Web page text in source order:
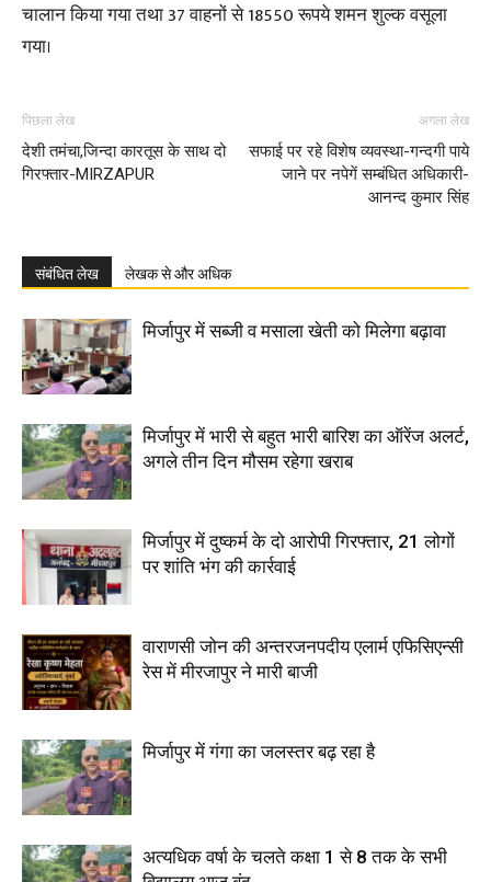
चालान किया गया तथा 37 वाहनों से 18550 रूपये शमन शुल्क वसूला
गया।
पिछला लेख
देशी तमंचा,जिन्दा कारतूस के साथ दो
गिरफ्तार-MIRZAPUR
अगला लेख
सफाई पर रहे विशेष व्यवस्था-गन्दगी पाये
जाने पर नपेगें सम्बंधित अधिकारी-
आनन्द कुमार सिंह
संबंधित लेख लेखक से और अधिक
मिर्जापुर में सब्जी व मसाला खेती को मिलेगा बढ़ावा
मिर्जापुर में भारी से बहुत भारी बारिश का ऑरेंज अलर्ट,
अगले तीन दिन मौसम रहेगा खराब
मिर्जापुर में दुष्कर्म के दो आरोपी गिरफ्तार, 21 लोगों
पर शांति भंग की कार्रवाई
वाराणसी जोन की अन्तरजनपदीय एलार्म एफिसिएन्सी
रेस में मीरजापुर ने मारी बाजी
मिर्जापुर में गंगा का जलस्तर बढ़ रहा है
अत्यधिक वर्षा के चलते कक्षा 1 से 8 तक के सभी